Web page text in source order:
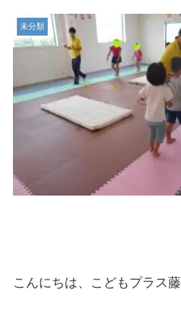
未分類
こんにちは、こどもプラス